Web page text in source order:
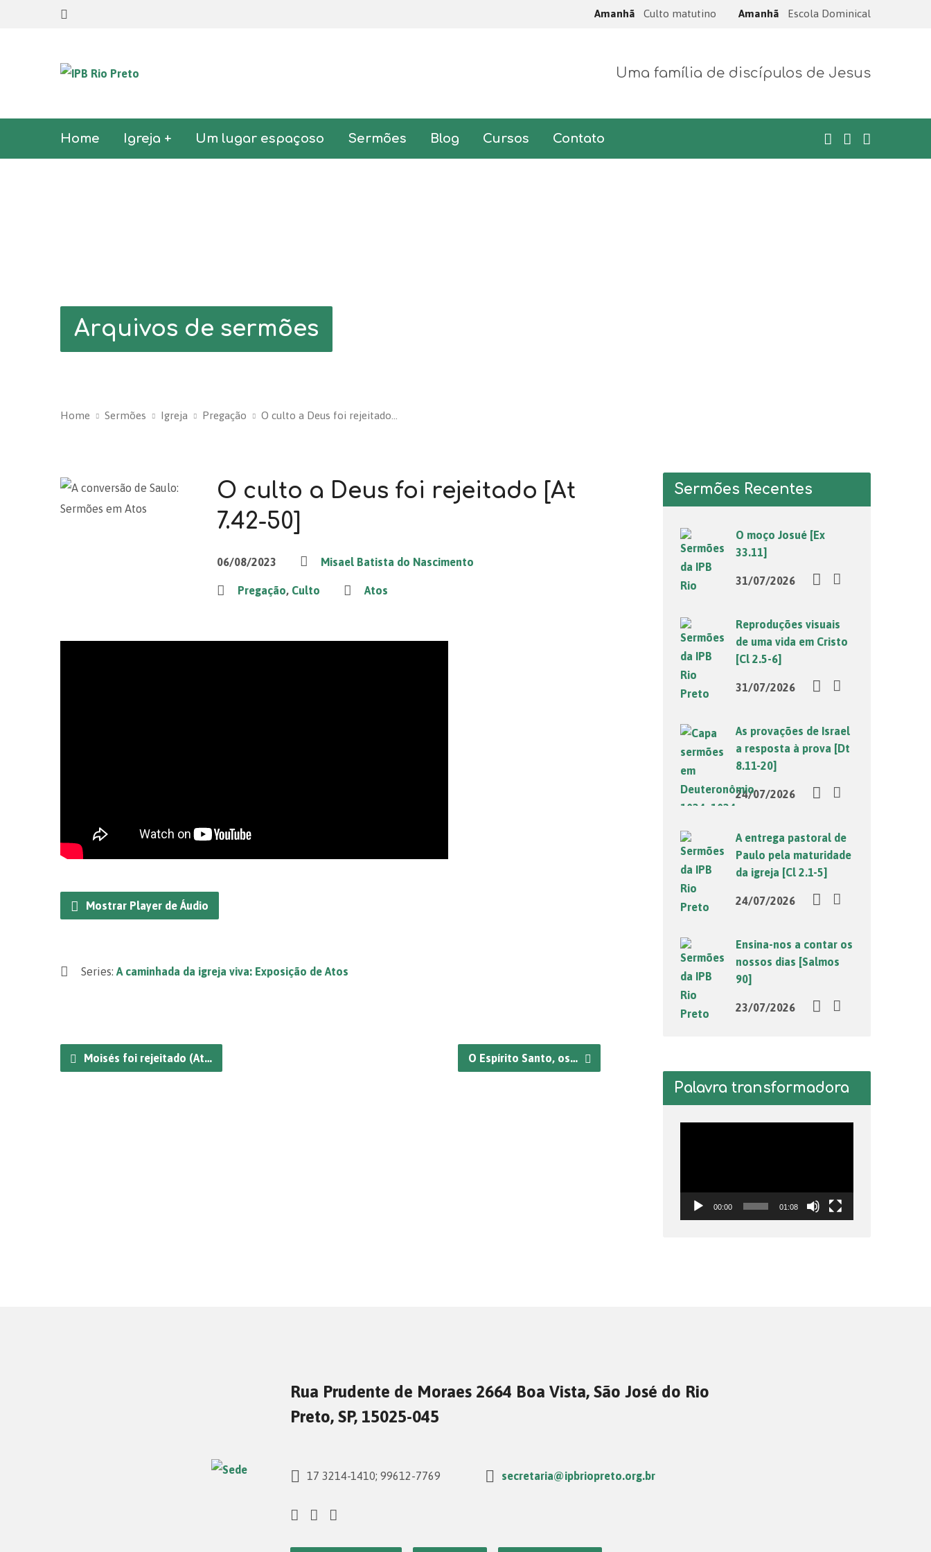
Amanhã Culto matutino Amanhã Escola Dominical
Uma família de discípulos de Jesus
Home Igreja + Um lugar espaçoso Sermões Blog Cursos Contato
Arquivos de sermões
Home Sermões Igreja Pregação O culto a Deus foi rejeitado…
O culto a Deus foi rejeitado [At
7.42-50]
06/08/2023 Misael Batista do Nascimento
Pregação, Culto Atos
Mostrar Player de Áudio
Series: A caminhada da igreja viva: Exposição de Atos
Moisés foi rejeitado (At… O Espírito Santo, os…
Sermões Recentes
O moço Josué [Ex
33.11]
31/07/2026
Reproduções visuais
de uma vida em Cristo
[Cl 2.5-6]
31/07/2026
As provações de Israel
a resposta à prova [Dt
8.11-20]
24/07/2026
A entrega pastoral de
Paulo pela maturidade
da igreja [Cl 2.1-5]
24/07/2026
Ensina-nos a contar os
nossos dias [Salmos
90]
23/07/2026
Palavra transformadora
00:00 01:08
Rua Prudente de Moraes 2664 Boa Vista, São José do Rio
Preto, SP, 15025-045
17 3214-1410; 99612-7769 secretaria@ipbriopreto.org.br